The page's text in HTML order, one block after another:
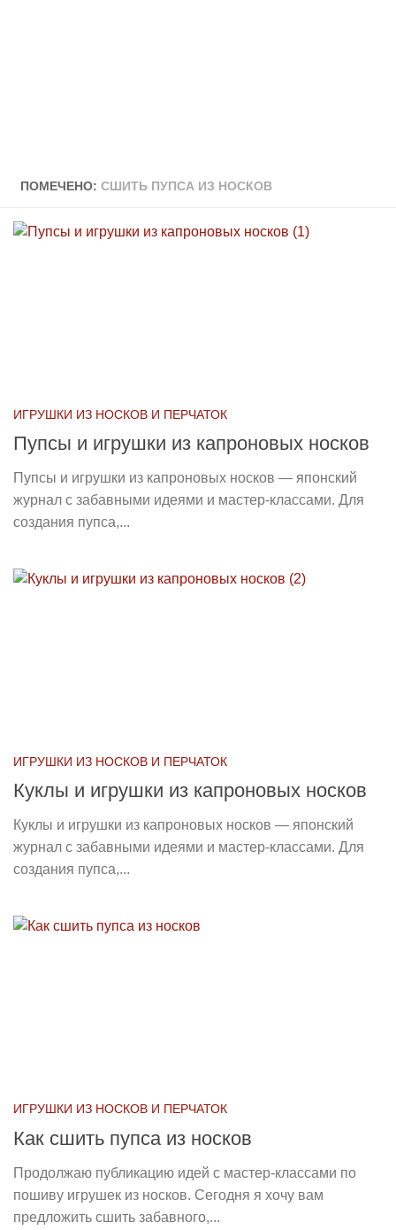
ПОМЕЧЕНО: СШИТЬ ПУПСА ИЗ НОСКОВ
ИГРУШКИ ИЗ НОСКОВ И ПЕРЧАТОК
Пупсы и игрушки из капроновых носков
Пупсы и игрушки из капроновых носков — японский
журнал с забавными идеями и мастер-классами. Для
создания пупса,...
ИГРУШКИ ИЗ НОСКОВ И ПЕРЧАТОК
Куклы и игрушки из капроновых носков
Куклы и игрушки из капроновых носков — японский
журнал с забавными идеями и мастер-классами. Для
создания пупса,...
ИГРУШКИ ИЗ НОСКОВ И ПЕРЧАТОК
Как сшить пупса из носков
Продолжаю публикацию идей с мастер-классами по
пошиву игрушек из носков. Сегодня я хочу вам
предложить сшить забавного,...